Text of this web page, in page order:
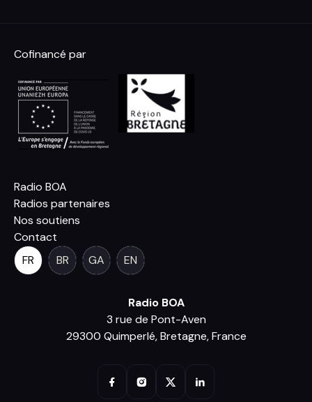
Cofinancé par
Radio BOA
Radios partenaires
Nos soutiens
Contact
FR
BR GA EN
Radio BOA
3 rue de Pont-Aven
29300 Quimperlé, Bretagne, France